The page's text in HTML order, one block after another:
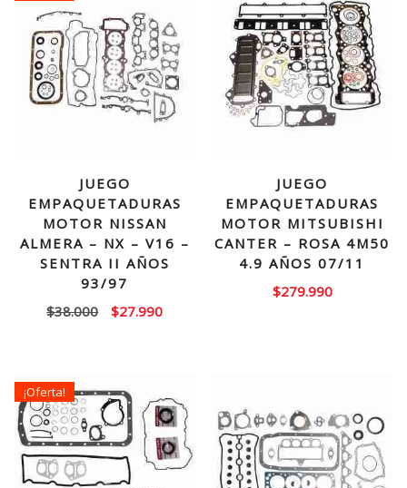
JUEGO
EMPAQUETADURAS
MOTOR NISSAN
ALMERA – NX – V16 –
SENTRA II AÑOS
93/97
$38.000
El
$38.000.
$27.990El
$27.990.
JUEGO
EMPAQUETADURAS
MOTOR MITSUBISHI
CANTER – ROSA 4M50
4.9 AÑOS 07/11
$279.990
¡Oferta!